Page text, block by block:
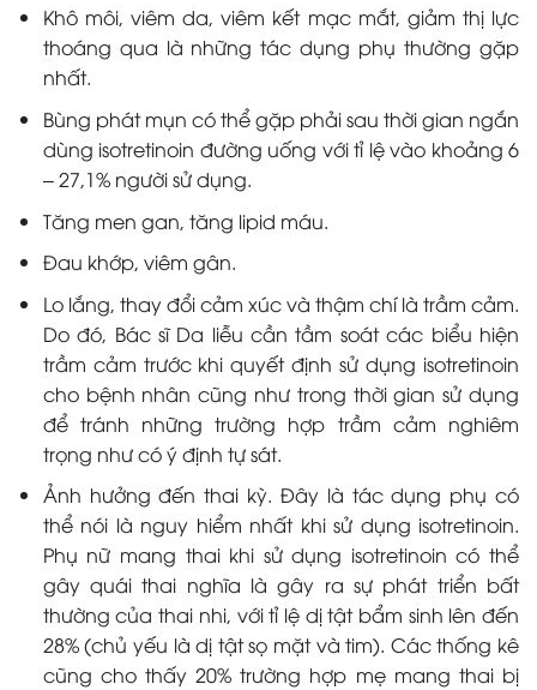
Khô môi, viêm da, viêm kết mạc mắt, giảm thị lực
thoáng qua là những tác dụng phụ thường gặp
nhất.
Bùng phát mụn có thể gặp phải sau thời gian ngắn
dùng isotretinoin đường uống với tỉ lệ vào khoảng 6
– 27,1% người sử dụng.
Tăng men gan, tăng lipid máu.
Đau khớp, viêm gân.
Lo lắng, thay đổi cảm xúc và thậm chí là trầm cảm.
Do đó, Bác sĩ Da liễu cần tầm soát các biểu hiện
trầm cảm trước khi quyết định sử dụng isotretinoin
cho bệnh nhân cũng như trong thời gian sử dụng
để tránh những trường hợp trầm cảm nghiêm
trọng như có ý định tự sát.
Ảnh hưởng đến thai kỳ. Đây là tác dụng phụ có
thể nói là nguy hiểm nhất khi sử dụng isotretinoin.
Phụ nữ mang thai khi sử dụng isotretinoin có thể
gây quái thai nghĩa là gây ra sự phát triển bất
thường của thai nhi, với tỉ lệ dị tật bẩm sinh lên đến
28% (chủ yếu là dị tật sọ mặt và tim). Các thống kê
cũng cho thấy 20% trường hợp mẹ mang thai bị